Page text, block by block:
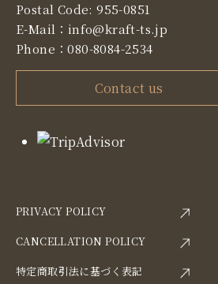
Postal Code: 955-0851
E-Mail： info@kraft-ts.jp
Phone：080-8084-2534
Contact us
PRIVACY POLICY
CANCELLATION POLICY
特定商取引法に基づく表記